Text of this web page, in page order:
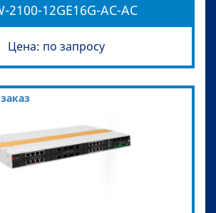
2100-12GE16G-AC-AC
Цена: по запросу